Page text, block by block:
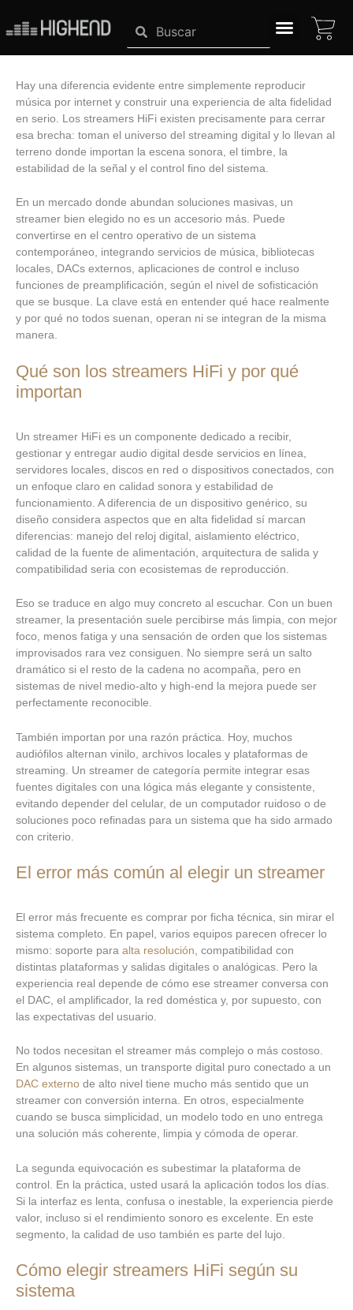
contenido
Hay una diferencia evidente entre simplemente reproducir
música por internet y construir una experiencia de alta fidelidad
en serio. Los streamers HiFi existen precisamente para cerrar
esa brecha: toman el universo del streaming digital y lo llevan al
terreno donde importan la escena sonora, el timbre, la
estabilidad de la señal y el control fino del sistema.
En un mercado donde abundan soluciones masivas, un
streamer bien elegido no es un accesorio más. Puede
convertirse en el centro operativo de un sistema
contemporáneo, integrando servicios de música, bibliotecas
locales, DACs externos, aplicaciones de control e incluso
funciones de preamplificación, según el nivel de sofisticación
que se busque. La clave está en entender qué hace realmente
y por qué no todos suenan, operan ni se integran de la misma
manera.
Qué son los streamers HiFi y por qué
importan
Un streamer HiFi es un componente dedicado a recibir,
gestionar y entregar audio digital desde servicios en línea,
servidores locales, discos en red o dispositivos conectados, con
un enfoque claro en calidad sonora y estabilidad de
funcionamiento. A diferencia de un dispositivo genérico, su
diseño considera aspectos que en alta fidelidad sí marcan
diferencias: manejo del reloj digital, aislamiento eléctrico,
calidad de la fuente de alimentación, arquitectura de salida y
compatibilidad seria con ecosistemas de reproducción.
Eso se traduce en algo muy concreto al escuchar. Con un buen
streamer, la presentación suele percibirse más limpia, con mejor
foco, menos fatiga y una sensación de orden que los sistemas
improvisados rara vez consiguen. No siempre será un salto
dramático si el resto de la cadena no acompaña, pero en
sistemas de nivel medio-alto y high-end la mejora puede ser
perfectamente reconocible.
También importan por una razón práctica. Hoy, muchos
audiófilos alternan vinilo, archivos locales y plataformas de
streaming. Un streamer de categoría permite integrar esas
fuentes digitales con una lógica más elegante y consistente,
evitando depender del celular, de un computador ruidoso o de
soluciones poco refinadas para un sistema que ha sido armado
con criterio.
El error más común al elegir un streamer
El error más frecuente es comprar por ficha técnica, sin mirar el
sistema completo. En papel, varios equipos parecen ofrecer lo
mismo: soporte para alta resolución , compatibilidad con
distintas plataformas y salidas digitales o analógicas. Pero la
experiencia real depende de cómo ese streamer conversa con
el DAC, el amplificador, la red doméstica y, por supuesto, con
las expectativas del usuario.
No todos necesitan el streamer más complejo o más costoso.
En algunos sistemas, un transporte digital puro conectado a un
DAC externo de alto nivel tiene mucho más sentido que un
streamer con conversión interna. En otros, especialmente
cuando se busca simplicidad, un modelo todo en uno entrega
una solución más coherente, limpia y cómoda de operar.
La segunda equivocación es subestimar la plataforma de
control. En la práctica, usted usará la aplicación todos los días.
Si la interfaz es lenta, confusa o inestable, la experiencia pierde
valor, incluso si el rendimiento sonoro es excelente. En este
segmento, la calidad de uso también es parte del lujo.
Cómo elegir streamers HiFi según su
sistema